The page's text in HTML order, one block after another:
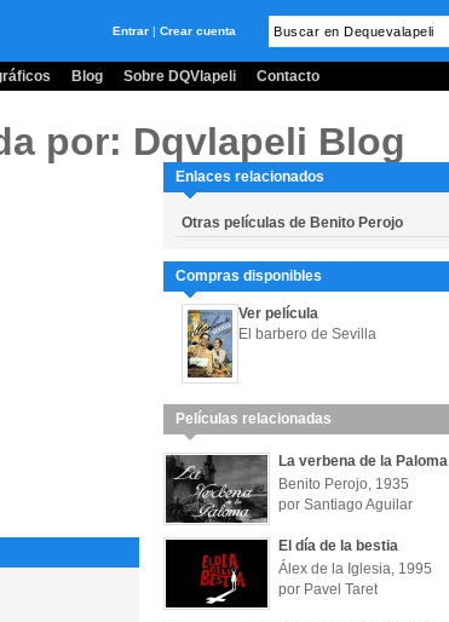
Entrar | Crear cuenta
Blog Sobre DQVlapeli Contacto
por: Dqvlapeli Blog
Enlaces relacionados
Otras películas de Benito Perojo
Compras disponibles
Ver película
El barbero de Sevilla
Películas relacionadas
La verbena de la Paloma
Benito Perojo, 1935
por Santiago Aguilar
El día de la bestia
Álex de la Iglesia, 1995
por Pavel Taret